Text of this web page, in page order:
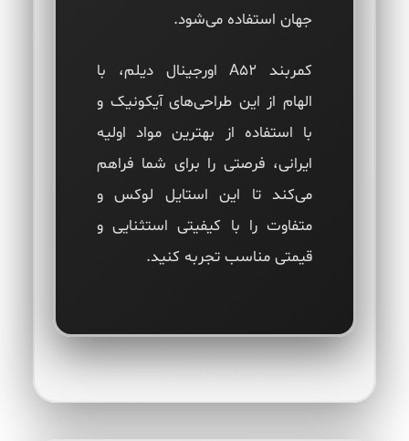
جهان استفاده می‌شود.
کمربند A52 اورجینال دیلم، با
الهام از این طراحی‌های آیکونیک و
با استفاده از بهترین مواد اولیه
ایرانی، فرصتی را برای شما فراهم
می‌کند تا این استایل لوکس و
متفاوت را با کیفیتی استثنایی و
قیمتی مناسب تجربه کنید.